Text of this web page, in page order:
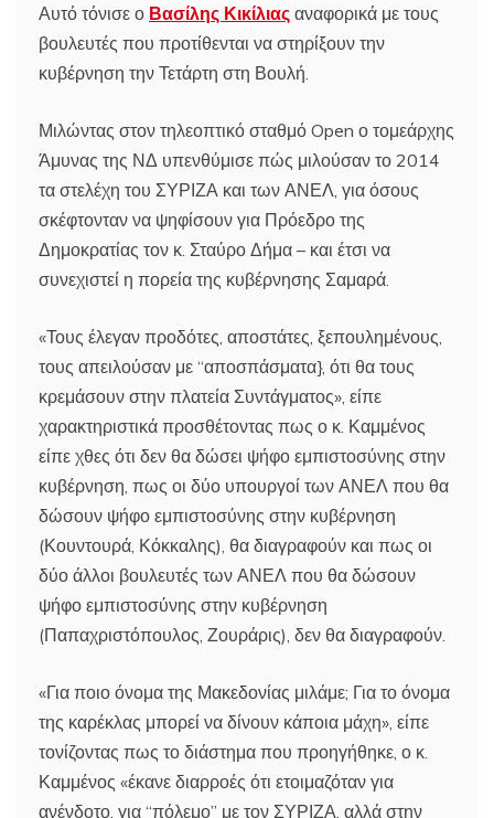
Αυτό τόνισε ο Βασίλης Κικίλιας αναφορικά με τους
βουλευτές που προτίθενται να στηρίξουν την
κυβέρνηση την Τετάρτη στη Βουλή.
Μιλώντας στον τηλεοπτικό σταθμό Open ο τομεάρχης
Άμυνας της ΝΔ υπενθύμισε πώς μιλούσαν το 2014
τα στελέχη του ΣΥΡΙΖΑ και των ΑΝΕΛ, για όσους
σκέφτονταν να ψηφίσουν για Πρόεδρο της
Δημοκρατίας τον κ. Σταύρο Δήμα – και έτσι να
συνεχιστεί η πορεία της κυβέρνησης Σαμαρά.
«Τους έλεγαν προδότες, αποστάτες, ξεπουλημένους,
τους απειλούσαν με “αποσπάσματα}, ότι θα τους
κρεμάσουν στην πλατεία Συντάγματος», είπε
χαρακτηριστικά προσθέτοντας πως ο κ. Καμμένος
είπε χθες ότι δεν θα δώσει ψήφο εμπιστοσύνης στην
κυβέρνηση, πως οι δύο υπουργοί των ΑΝΕΛ που θα
δώσουν ψήφο εμπιστοσύνης στην κυβέρνηση
(Κουντουρά, Κόκκαλης), θα διαγραφούν και πως οι
δύο άλλοι βουλευτές των ΑΝΕΛ που θα δώσουν
ψήφο εμπιστοσύνης στην κυβέρνηση
(Παπαχριστόπουλος, Ζουράρις), δεν θα διαγραφούν.
«Για ποιο όνομα της Μακεδονίας μιλάμε; Για το όνομα
της καρέκλας μπορεί να δίνουν κάποια μάχη», είπε
τονίζοντας πως το διάστημα που προηγήθηκε, ο κ.
Καμμένος «έκανε διαρροές ότι ετοιμαζόταν για
ανένδοτο, για “πόλεμο” με τον ΣΥΡΙΖΑ, αλλά στην